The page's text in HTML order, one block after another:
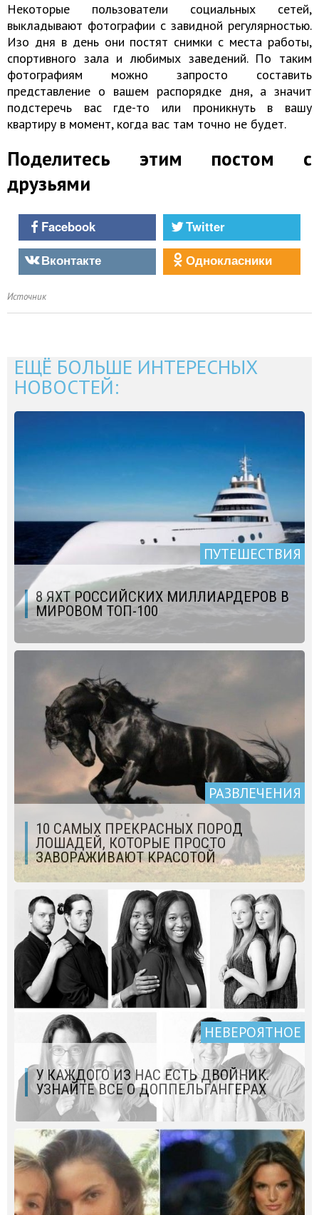
Некоторые пользователи социальных сетей,
выкладывают фотографии с завидной регулярностью.
Изо дня в день они постят снимки с места работы,
спортивного зала и любимых заведений. По таким
фотографиям можно запросто составить
представление о вашем распорядке дня, а значит
подстеречь вас где-то или проникнуть в вашу
квартиру в момент, когда вас там точно не будет.
Поделитесь этим постом с
друзьями
Facebook
Twitter
Вконтакте
Однокласники
Источник
ЕЩЁ БОЛЬШЕ ИНТЕРЕСНЫХ
НОВОСТЕЙ:
ПУТЕШЕСТВИЯ
8 ЯХТ РОССИЙСКИХ МИЛЛИАРДЕРОВ В
МИРОВОМ ТОП-100
РАЗВЛЕЧЕНИЯ
10 САМЫХ ПРЕКРАСНЫХ ПОРОД
ЛОШАДЕЙ, КОТОРЫЕ ПРОСТО
ЗАВОРАЖИВАЮТ КРАСОТОЙ
НЕВЕРОЯТНОЕ
У КАЖДОГО ИЗ НАС ЕСТЬ ДВОЙНИК.
УЗНАЙТЕ ВСЕ О ДОППЕЛЬГАНГЕРАХ